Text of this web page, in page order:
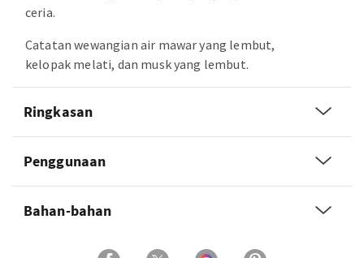
ceria.
Catatan wewangian air mawar yang lembut,
kelopak melati, dan musk yang lembut.
Ringkasan
Penggunaan
Bahan-bahan